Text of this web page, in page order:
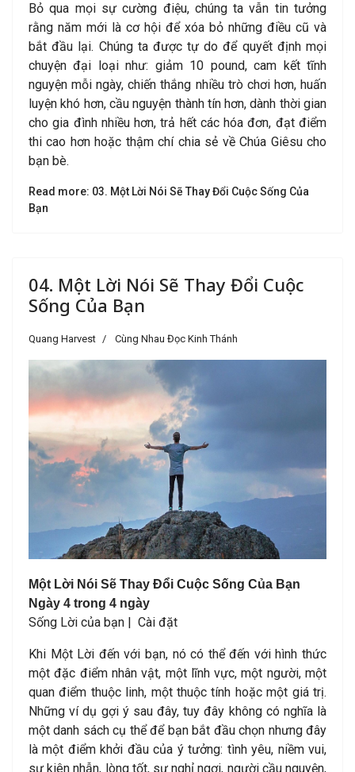
Bỏ qua mọi sự cường điệu, chúng ta vẫn tin tưởng
rằng năm mới là cơ hội để xóa bỏ những điều cũ và
bắt đầu lại. Chúng ta được tự do để quyết định mọi
chuyện đại loại như: giảm 10 pound, cam kết tĩnh
nguyện mỗi ngày, chiến thắng nhiều trò chơi hơn, huấn
luyện khó hơn, cầu nguyện thành tín hơn, dành thời gian
cho gia đình nhiều hơn, trả hết các hóa đơn, đạt điểm
thi cao hơn hoặc thậm chí chia sẻ về Chúa Giêsu cho
bạn bè.
Read more: 03. Một Lời Nói Sẽ Thay Đổi Cuộc Sống Của
Bạn
04. Một Lời Nói Sẽ Thay Đổi Cuộc
Sống Của Bạn
Quang Harvest Cùng Nhau Đọc Kinh Thánh
Một Lời Nói Sẽ Thay Đổi Cuộc Sống Của Bạn
Ngày 4 trong 4 ngày
Sống Lời của bạn | Cài đặt
Khi Một Lời đến với bạn, nó có thể đến với hình thức
một đặc điểm nhân vật, một lĩnh vực, một người, một
quan điểm thuộc linh, một thuộc tính hoặc một giá trị.
Những ví dụ gợi ý sau đây, tuy đây không có nghĩa là
một danh sách cụ thể để bạn bắt đầu chọn nhưng đây
là một điểm khởi đầu của ý tưởng: tình yêu, niềm vui,
sự kiên nhẫn, lòng tốt, sự nghỉ ngơi, người cầu nguyện,